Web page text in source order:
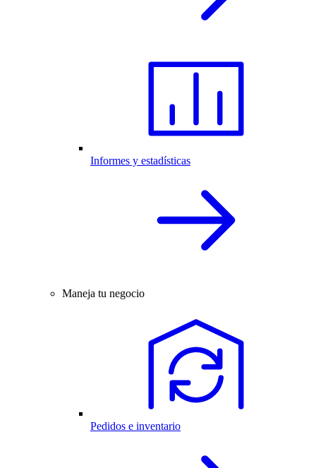
Informes y estadísticas
Maneja tu negocio
Pedidos e inventario